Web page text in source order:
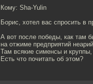
Кому: Sha-Yulin
Борис, хотел вас спросить в
А вот после победы, как там
на отжиме предприятий
Там всякие сименсы и круппы,
Есть что почитать об этом?